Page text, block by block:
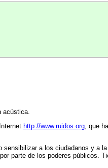
acústica.
http://www.ruidos.org , que ha
sensibilizar a los ciudadanos y a la
parte de los poderes públicos.